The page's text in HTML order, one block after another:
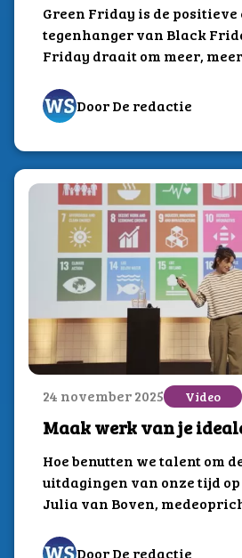
Green Friday is de positieve
tegenhanger van Black
Friday draait om meer,
Door De redactie
24 november 2025 Video
Maak werk van je
Hoe benutten we talent om
uitdagingen van onze tijd op
Julia van Boven,
Door De redactie